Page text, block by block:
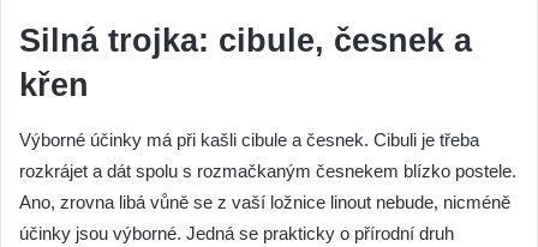
Silná trojka: cibule, česnek a
křen
Výborné účinky má při kašli cibule a česnek. Cibuli je třeba
rozkrájet a dát spolu s rozmačkaným česnekem blízko postele.
Ano, zrovna libá vůně se z vaší ložnice linout nebude, nicméně
účinky jsou výborné. Jedná se prakticky o přírodní druh